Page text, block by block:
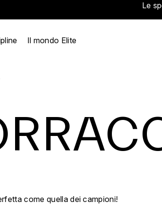
Le
Il mondo Elite
come quella dei campioni!